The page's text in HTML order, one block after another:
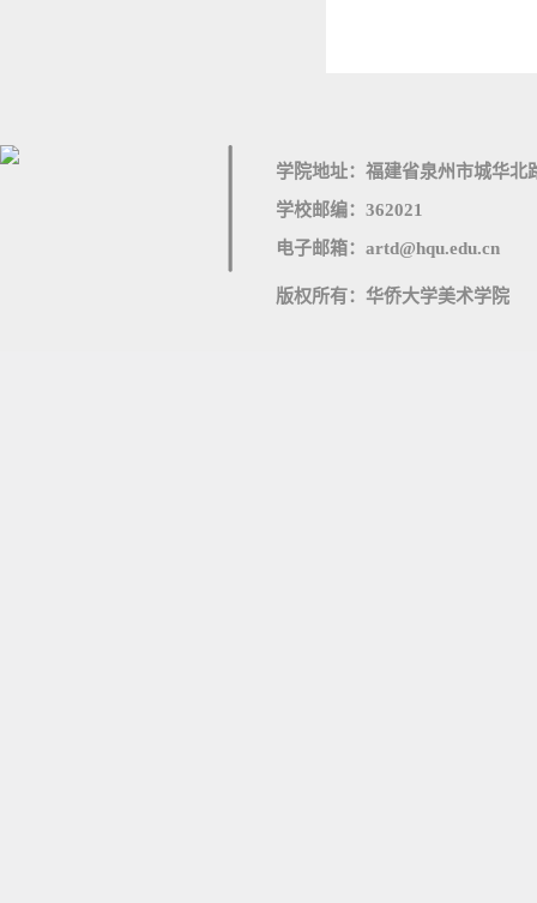
学院地址：福建省泉州市城华北
学校邮编：362021
电子邮箱：artd@hqu.edu.cn
版权所有：华侨大学美术学